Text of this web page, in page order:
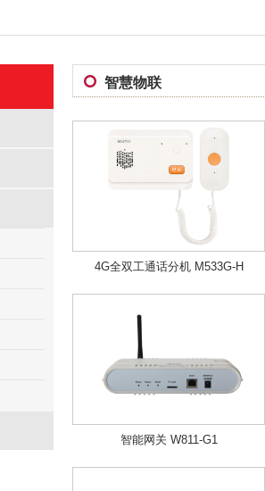
智慧物联
4G全双工通话分机 M533G-H
智能网关 W811-G1